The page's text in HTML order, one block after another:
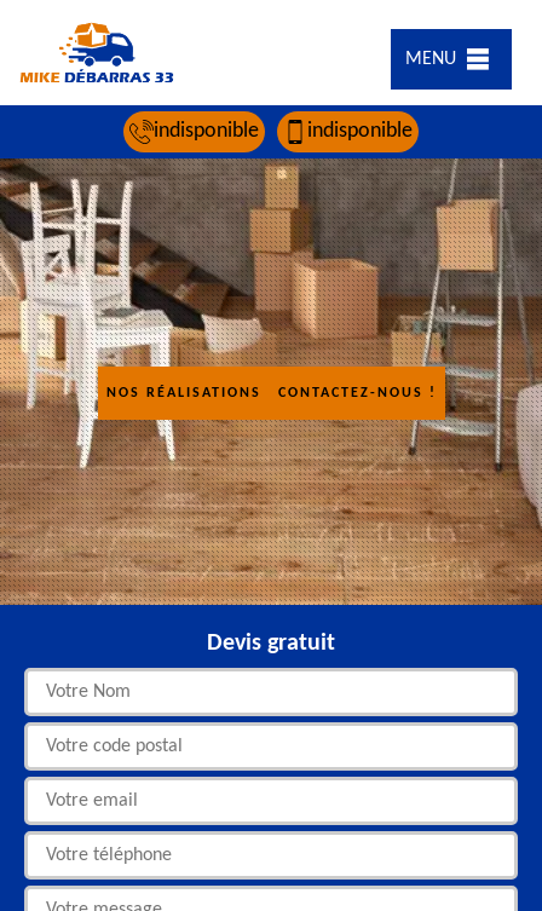
MENU
indisponible indisponible
NOS RÉALISATIONS CONTACTEZ-NOUS !
Devis gratuit